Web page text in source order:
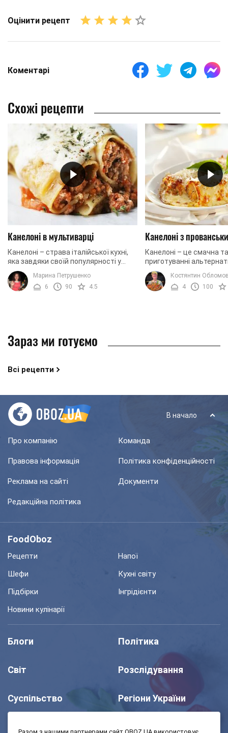
Оцінити рецепт
Коментарі
Схожі рецепти
Канелоні в мультиварці
Канелоні – страва італійської кухні,
яка завдяки своїй популярності у
всьому світі отримала безліч
способів приготування.
Приготувавши канелоні в ...
Марина Петрушенко
6
90 4.5
Канелоні з
Канелоні – це смачна
приготуванні
італійській лазаньї з
фаршем. Спробувавши
поживною начинкою
Костянтин
4
100
Зараз ми готуємо
Всі рецепти
В начало
Про компанію Команда
Правова інформація Політика конфіденційності
Реклама на сайті Документи
Редакційна політика
FoodOboz
Рецепти
Напої
Шефи
Кухні світу
Підбірки
Інгрідієнти
Новини кулінарії
Блоги Політика
Світ Розслідування
Суспільство Регіони України
Шоу Спорт